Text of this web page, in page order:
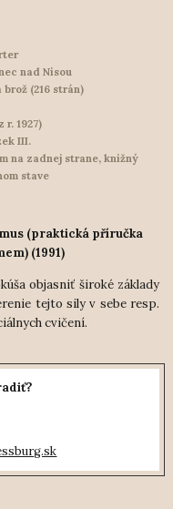
nad Nisou
(216 strán)
r. 1927)
III.
na zadnej strane, knižný
stave
(praktická příručka
(1991)
objasniť široké základy
tejto sily v sebe resp.
cvičení.